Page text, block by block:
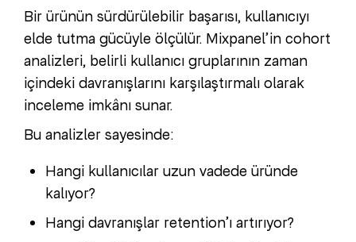
Bir ürünün sürdürülebilir başarısı, kullanıcıyı
elde tutma gücüyle ölçülür. Mixpanel’in cohort
analizleri, belirli kullanıcı gruplarının zaman
içindeki davranışlarını karşılaştırmalı olarak
inceleme imkânı sunar.
Bu analizler sayesinde:
Hangi kullanıcılar uzun vadede üründe
kalıyor?
Hangi davranışlar retention’ı artırıyor?